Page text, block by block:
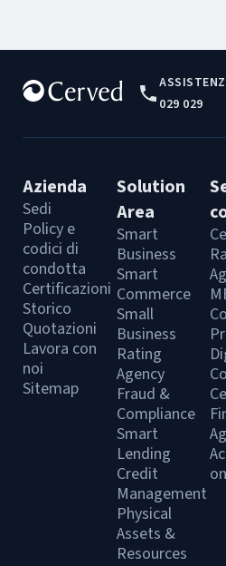
029 029
Azienda
Sedi
Policy e
codici di
condotta
Certificazioni
Storico
Quotazioni
Lavora con
noi
Sitemap
Solution
Area
Smart
Business
Smart
Commerce
Small
Business
Rating
Agency
Fraud &
Compliance
Smart
Lending
Credit
Management
Physical
Assets &
Resources